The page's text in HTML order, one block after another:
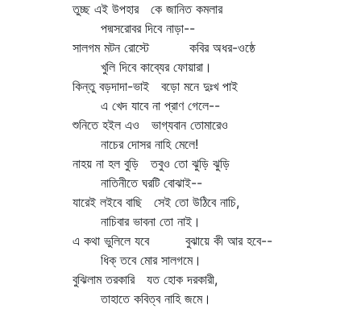
তুচ্ছ এই উপহার কে জানিত কমলার
পদ্মসরোবর দিবে নাড়া--
সালগম মটন রোস্টে কবির অধর-ওষ্ঠে
খুলি দিবে কাব্যের ফোয়ারা।
কিন্তু বড়দাদা-ভাই বড়ো মনে দুঃখ পাই
এ খেদ যাবে না প্রাণ গেলে--
শুনিতে হইল এও ভাগ্যবান তোমারেও
নাচের দোসর নাহি মেলে!
নাহয় না হল বুড়ি তবুও তো ঝুড়ি ঝুড়ি
নাতিনীতে ঘরটি বোঝাই--
যারেই লইবে বাছি সেই তো উঠিবে নাচি,
নাচিবার ভাবনা তো নাই।
এ কথা ভুলিলে যবে বুঝায়ে কী আর হবে--
ধিক্‌ তবে মোর সালগমে।
বুঝিলাম তরকারি যত হোক দরকারী,
তাহাতে কবিত্ব নাহি জমে।